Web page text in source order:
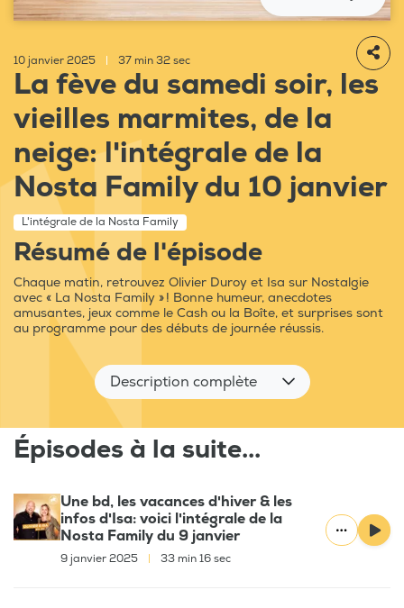
10 janvier 2025 37 min 32 sec
La fève du samedi soir, les
vieilles marmites, de la
neige: l'intégrale de la
Nosta Family du 10 janvier
L'intégrale de la Nosta Family
Résumé de l'épisode
Chaque matin, retrouvez Olivier Duroy et Isa sur Nostalgie
avec « La Nosta Family » ! Bonne humeur, anecdotes
amusantes, jeux comme le Cash ou la Boîte, et surprises sont
au programme pour des débuts de journée réussis.
Description complète
Épisodes à la suite...
Une bd, les vacances d'hiver & les
infos d'Isa: voici l'intégrale de la
Nosta Family du 9 janvier
9 janvier 2025 33 min 16 sec